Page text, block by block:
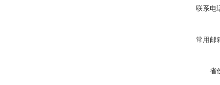
联系电
常用邮
省